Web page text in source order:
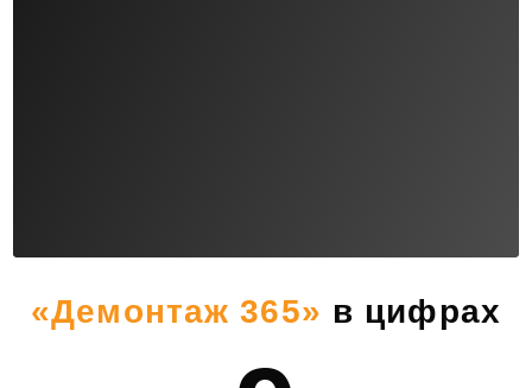
«Демонтаж 365» в цифрах